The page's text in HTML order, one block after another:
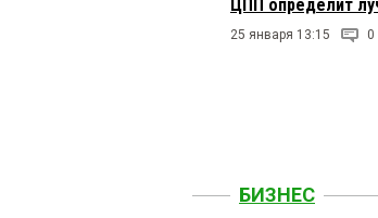
ЦПП определит
25 января 13:15 0
БИЗНЕС